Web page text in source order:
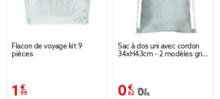
Flacon de voyage kit 9
pièces
1,99 €
Sac à dos uni avec cordon
34xH43cm - 2 modèles gris
0,62 €
Prix remisé de 0,88 €
0,88 €